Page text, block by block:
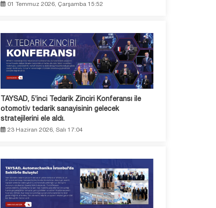
01 Temmuz 2026, Çarşamba 15:52
TAYSAD, 5’inci Tedarik Zinciri Konferansı ile
otomotiv tedarik sanayisinin gelecek
stratejilerini ele aldı.
23 Haziran 2026, Salı 17:04